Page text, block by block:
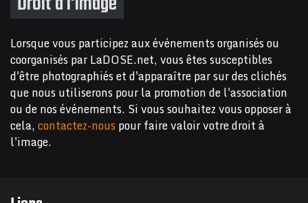
Lorsque vous participez aux événements organisés ou
coorganisés par LaDOSE.net, vous êtes susceptibles
d'être photographiés et d'apparaître par sur des clichés
que nous utiliserons pour la promotion de l'association
ou de nos événements. Si vous souhaitez vous opposer à
cela,contactez-nouspour faire valoir votre droit à
l'image.